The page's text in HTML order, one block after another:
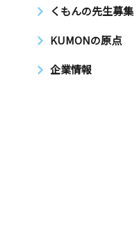
くもんの先生募集
KUMONの原点
企業情報